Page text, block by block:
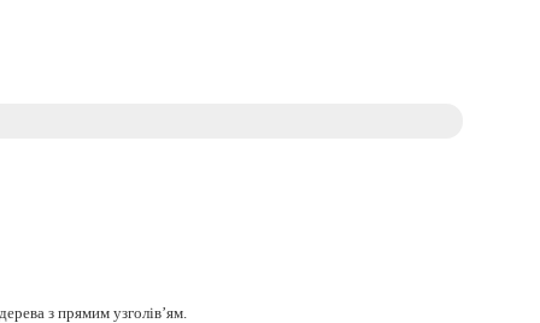
з прямим узголів’ям.